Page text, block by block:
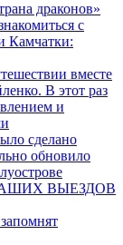
драконов»
с
Камчатки:
вместе
В этот раз
и
сделано
обновило
ВЫЕЗДОВ